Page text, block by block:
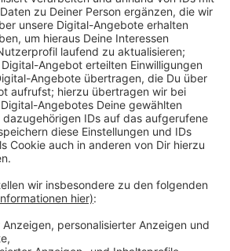
Ein Song zwischen Hoffnung,
Aufopferung bis hin zur
bei uns im besten Mix.
benötigen Ihre
um den YouTube
Service zu laden!
einen Service eines
um Videoinhalte